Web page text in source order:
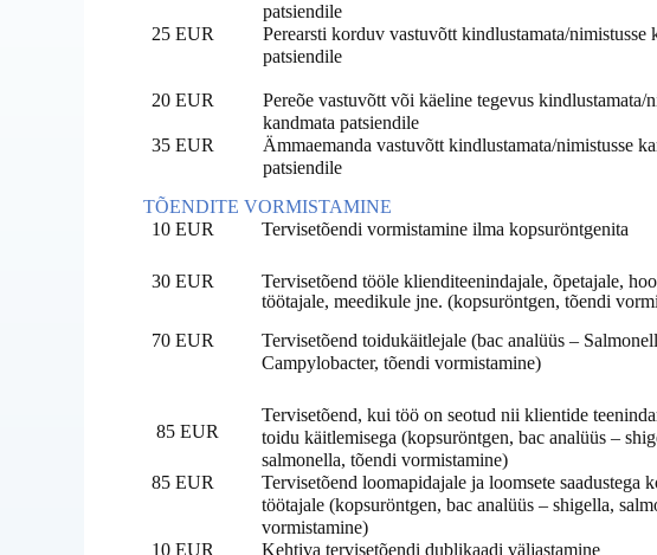
patsiendile
25 EUR
Perearsti korduv vastuvõtt kindlustamata/nimistusse
patsiendile
20 EUR
Pereõe vastuvõtt või käeline tegevus kindlustamata/
kandmata patsiendile
35 EUR
Ämmaemanda vastuvõtt kindlustamata/nimistusse
patsiendile
TÕENDITE VORMISTAMINE
10 EUR
Tervisetõendi vormistamine ilma kopsuröntgenita
30 EUR
Tervisetõend tööle klienditeenindajale, õpetajale,
töötajale, meedikule jne. (kopsuröntgen, tõendi
70 EUR
Tervisetõendtoidukäitlejale (bac analüüs –
Campylobacter, tõendi vormistamine)
85 EUR
Tervisetõend, kui töö on seotud niiklientide
toidu käitlemisega (kopsuröntgen, bac analüüs –
salmonella, tõendi vormistamine)
85 EUR
Tervisetõendloomapidajale ja loomsete saadustega
töötajale (kopsuröntgen, bac analüüs – shigella,
vormistamine)
10 EUR
Kehtiva tervisetõendi dublikaadi väljastamine